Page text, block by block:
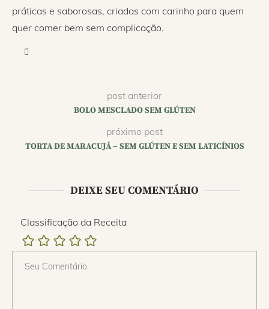
práticas e saborosas, criadas com carinho para quem
quer comer bem sem complicação.
post anterior
BOLO MESCLADO SEM GLÚTEN
próximo post
TORTA DE MARACUJÁ – SEM GLÚTEN E SEM LATICÍNIOS
DEIXE SEU COMENTÁRIO
Classificação da Receita